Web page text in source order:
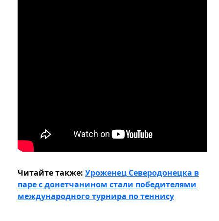
Читайте также: Уроженец Северодонецка в
паре с донетчанином стали победителями
международного турнира по теннису